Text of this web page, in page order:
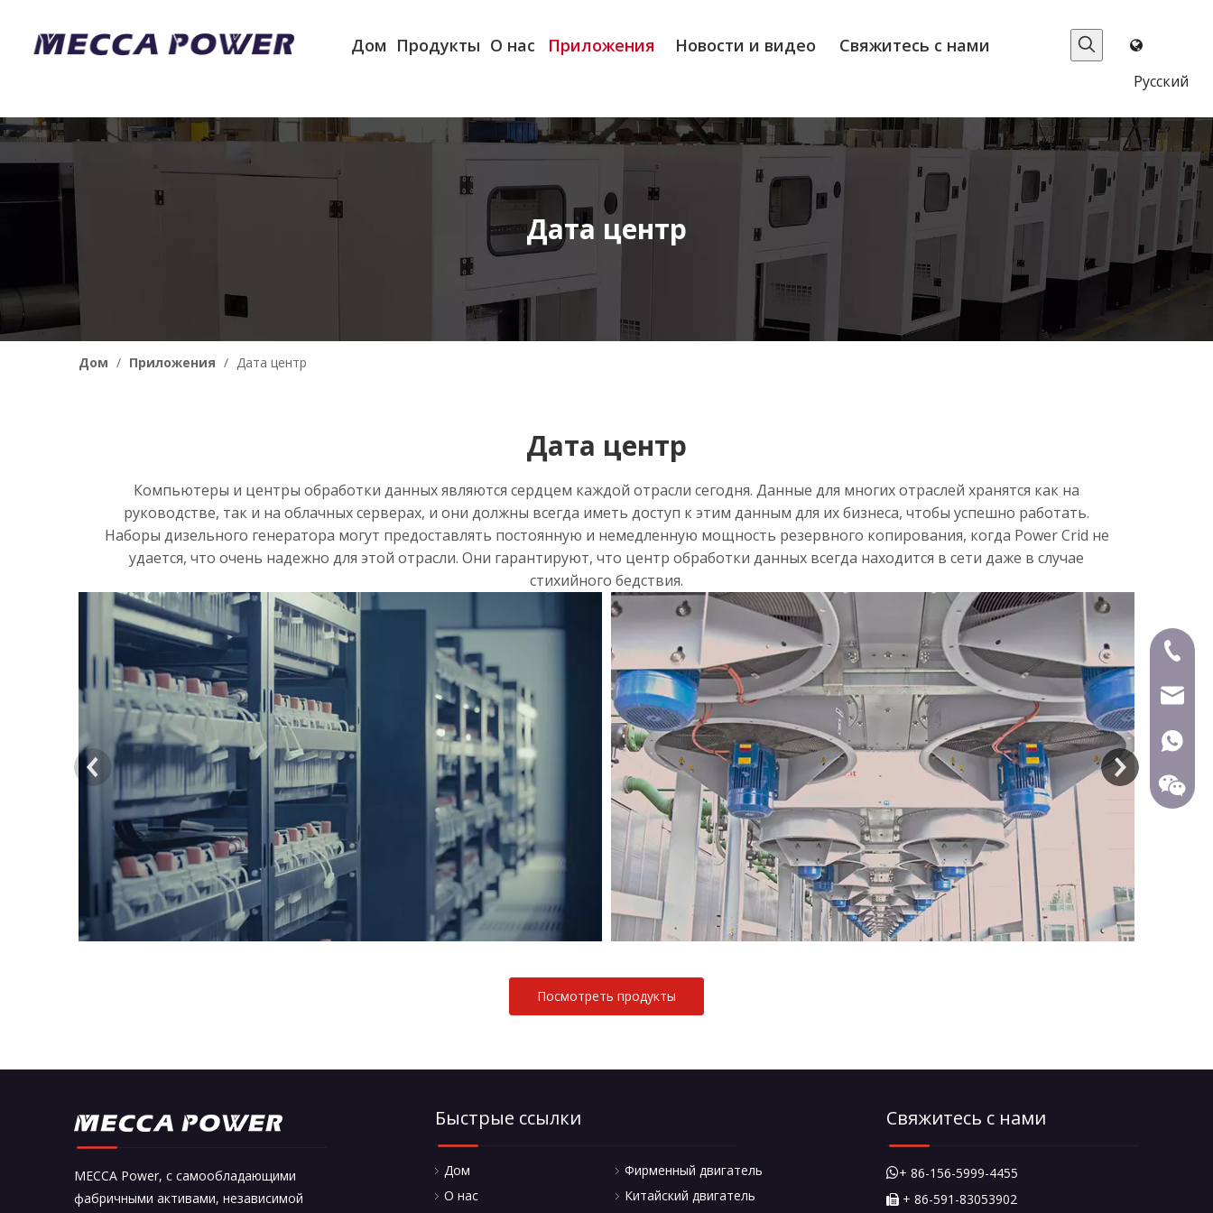
Дом Продукты О нас Приложения Новости и видео Свяжитесь с нами
Pусский
Дата центр
Дом / Приложения / Дата центр
Дата центр
Компьютеры и центры обработки данных являются сердцем каждой отрасли сегодня. Данные для многих отраслей хранятся как на
руководстве, так и на облачных серверах, и они должны всегда иметь доступ к этим данным для их бизнеса, чтобы успешно работать.
Наборы дизельного генератора могут предоставлять постоянную и немедленную мощность резервного копирования, когда Power Crid не
удается, что очень надежно для этой отрасли. Они гарантируют, что центр обработки данных всегда находится в сети даже в случае
стихийного бедствия.
>
Посмотреть продукты
MECCA Power, с самообладающими
фабричными активами, независимой
Быстрые ссылки
Дом
О нас
Фирменный двигатель
Китайский двигатель
+86-
+86-
Свяжитесь с нами
+ 86-156-5999-4455
 + 86-591-83053902